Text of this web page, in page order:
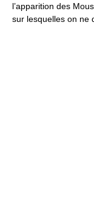
l’apparition des
sur lesquelles on ne